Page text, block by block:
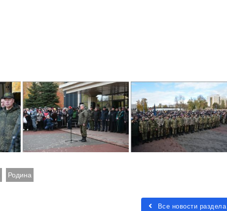
Родина
Все новости раздела